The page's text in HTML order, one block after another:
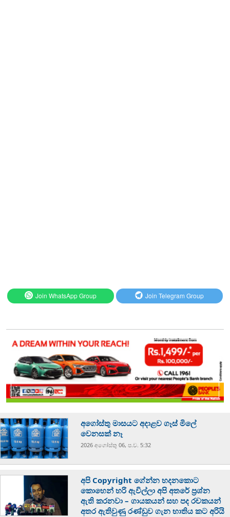
Join WhatsApp Group Join Telegram Group
අගෝස්තු මාසයට අදාළව ගෑස් මිලේ
වෙනසක් නෑ
2026 අගෝස්‍තු 06, ප.ව. 5:32
අපි Copyright ගේන්න හදනකොට
කොහෙන් හරි ඇවිල්ලා අපි අතරේ ප්‍රශ්න
ඇති කරනවා – ගායකයන් සහ පද රචකයන්
අතර ඇතිවුණු රණ්ඩුව ගැන භාතිය කට අරියි